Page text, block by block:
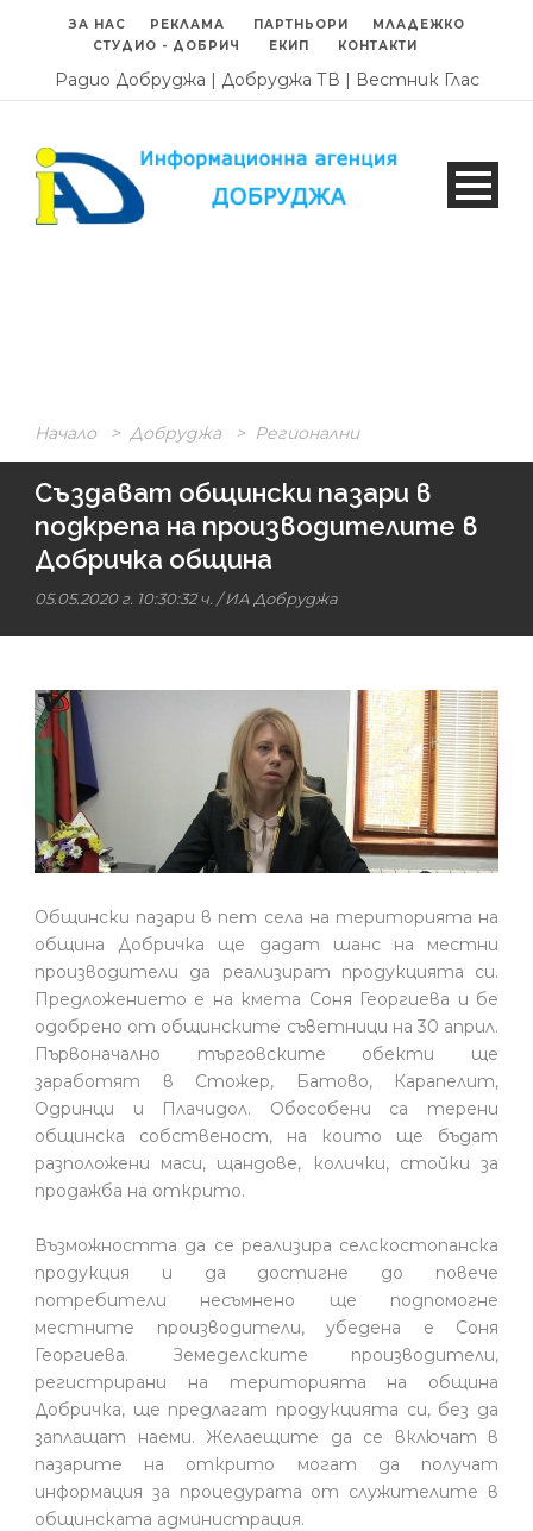
ЗА НАС РЕКЛАМА ПАРТНЬОРИ
МЛАДЕЖКО
СТУДИО - ДОБРИЧ
ЕКИП КОНТАКТИ
Радио Добруджа | Добруджа ТВ | Вестник Глас
Начало > Добруджа > Регионални
Създават общински пазари в
подкрепа на производителите в
Добричка община
05.05.2020 г. 10:30:32 ч. / ИА Добруджа
Общински пазари в пет села на територията на
община Добричка ще дадат шанс на местни
производители да реализират продукцията си.
Предложението е на кмета Соня Георгиева и бе
одобрено от общинските съветници на 30 април.
Първоначално търговските обекти ще
заработят в Стожер, Батово, Карапелит,
Одринци и Плачидол. Обособени са терени
общинска собственост, на които ще бъдат
разположени маси, щандове, колички, стойки за
продажба на открито.
Възможността да се реализира селскостопанска
продукция и да достигне до повече
потребители несъмнено ще подпомогне
местните производители, убедена е Соня
Георгиева. Земеделските производители,
регистрирани на територията на община
Добричка, ще предлагат продукцията си, без да
заплащат наеми. Желаещите да се включат в
пазарите на открито могат да получат
информация за процедурата от служителите в
общинската администрация.